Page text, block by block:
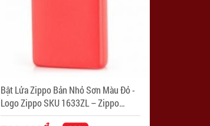
Bật Lửa Zippo Bản Nhỏ Sơn Màu Đỏ -
Logo Zippo SKU 1633ZL – Zippo
Slim® Red Matte - Mã SP: ZPC1318